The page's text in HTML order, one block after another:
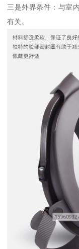
三是外界条件：与室
有关。